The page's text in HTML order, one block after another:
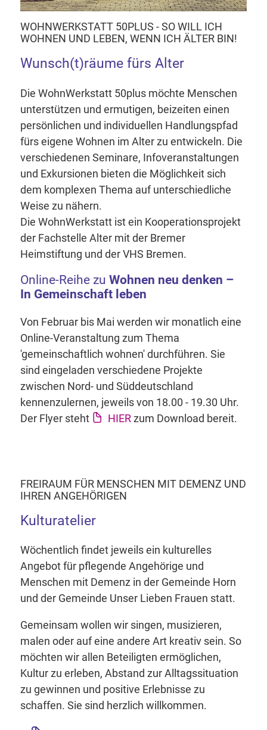
WOHNWERKSTATT 50PLUS - SO WILL ICH
WOHNEN UND LEBEN, WENN ICH ÄLTER BIN!
Wunsch(t)räume fürs Alter
Die WohnWerkstatt 50plus möchte Menschen
unterstützen und ermutigen, beizeiten einen
persönlichen und individuellen Handlungspfad
fürs eigene Wohnen im Alter zu entwickeln. Die
verschiedenen Seminare, Infoveranstaltungen
und Exkursionen bieten die Möglichkeit sich
dem komplexen Thema auf unterschiedliche
Weise zu nähern.
Die WohnWerkstatt ist ein Kooperationsprojekt
der Fachstelle Alter mit der Bremer
Heimstiftung und der VHS Bremen.
Online-Reihe zu Wohnen neu denken –
In Gemeinschaft leben
Von Februar bis Mai werden wir monatlich eine
Online-Veranstaltung zum Thema
'gemeinschaftlich wohnen' durchführen. Sie
sind eingeladen verschiedene Projekte
zwischen Nord- und Süddeutschland
kennenzulernen, jeweils von 18.00 - 19.30 Uhr.
Der Flyer steht
HIERzum Download bereit.
FREIRAUM FÜR MENSCHEN MIT DEMENZ UND
IHREN ANGEHÖRIGEN
Kulturatelier
Wöchentlich findet jeweils ein kulturelles
Angebot für pflegende Angehörige und
Menschen mit Demenz in der Gemeinde Horn
und der Gemeinde Unser Lieben Frauen statt.
Gemeinsam wollen wir singen, musizieren,
malen oder auf eine andere Art kreativ sein. So
möchten wir allen Beteiligten ermöglichen,
Kultur zu erleben, Abstand zur Alltagssituation
zu gewinnen und positive Erlebnisse zu
schaffen. Sie sind herzlich willkommen.